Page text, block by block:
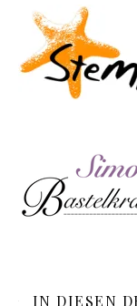
IN DIESEN